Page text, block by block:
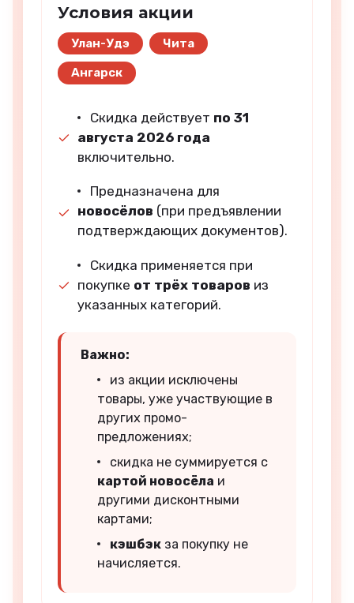
Условия акции
Улан-Удэ Чита
Ангарск
Скидка действует по 31
августа 2026 года
включительно.
Предназначена для
новосёлов (при предъявлении
подтверждающих документов).
Скидка применяется при
покупке от трёх товаров из
указанных категорий.
Важно:
из акции исключены
товары, уже участвующие в
других промо-
предложениях;
скидка не суммируется с
картой новосёла и
другими дисконтными
картами;
кэшбэкза покупку не
начисляется.